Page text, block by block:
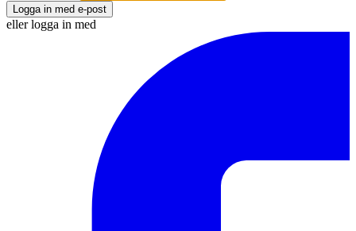
Logga in med e-post
eller logga in med